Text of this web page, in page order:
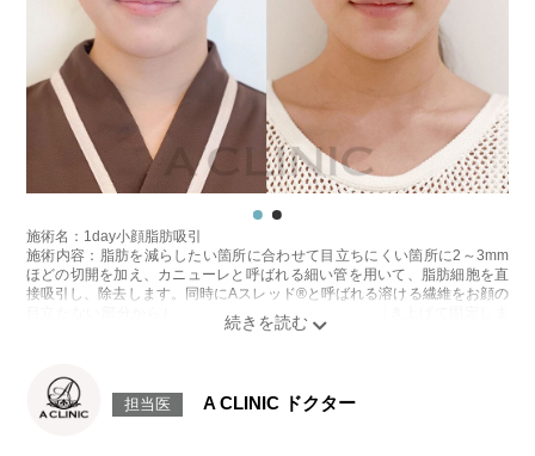
施術名：1day小顔脂肪吸引
施術内容：脂肪を減らしたい箇所に合わせて目立ちにくい箇所に2～3mm
ほどの切開を加え、カニューレと呼ばれる細い管を用いて、脂肪細胞を直
接吸引し、除去します。同時にAスレッド®と呼ばれる溶ける繊維をお顔の
目立たない部分から皮下へ挿入し、皮膚を内側から引き上げて固定しま
感などが術後一時的に生じることがございます。また、稀に貧血、細菌感
染症、左右差、施術箇所の知覚鈍麻、ぼこつき、硬結、瘢痕化、色素沈
担当医 A CLINIC ドクター